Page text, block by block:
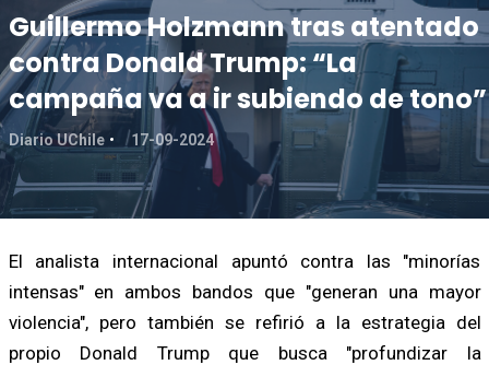
Guillermo Holzmann tras atentado
contra Donald Trump: “La
campaña va a ir subiendo de tono”
Diario UChile 17-09-2024
El analista internacional apuntó contra las "minorías
intensas" en ambos bandos que "generan una mayor
violencia", pero también se refirió a la estrategia del
propio Donald Trump que busca "profundizar la